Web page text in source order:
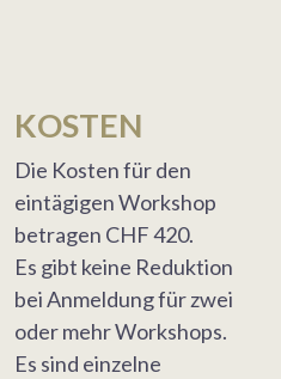
KOSTEN
Die Kosten für den
eintägigen Workshop
betragen CHF 420.
Es gibt keine Reduktion
bei Anmeldung für zwei
oder mehr Workshops.
Es sind einzelne